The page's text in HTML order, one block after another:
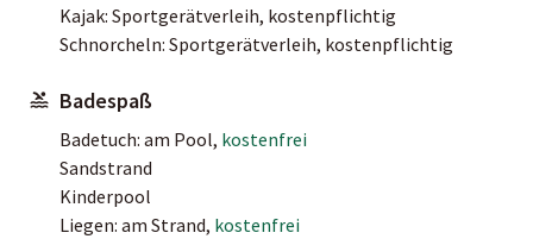
Kajak: Sportgerätverleih, kostenpflichtig
Schnorcheln: Sportgerätverleih, kostenpflichtig
Badespaß
Badetuch: am Pool, kostenfrei
Sandstrand
Kinderpool
Liegen: am Strand, kostenfrei